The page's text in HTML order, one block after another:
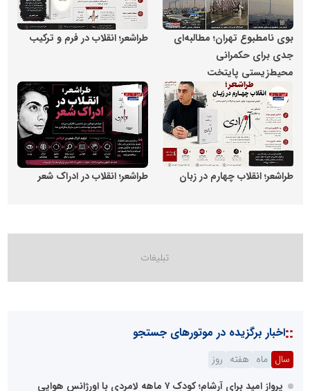
بوی نامطبوع تهران؛ مطالبه‌ای
جدی برای حکمرانی
محیط‌زیستی پایتخت
طراشعر؛ انقلاب در فرم و ترکیب
طراشعر؛ انقلاب چهارم در زبان
روابط عمومی خبرگزاری گزارش خبر
طراشعر؛ انقلاب در ادراک شعر
روابط عمومی خبرگزاری
::اخبار برگزیده در موتورهای جستجو
سال ماه هفته روز
پرواز امید برای آرشام؛ کودک ۷ ماهه لامردی با اورژانس هوایی